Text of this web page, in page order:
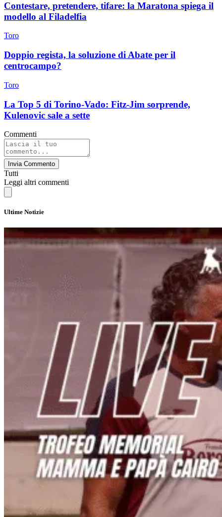
Contestare, pretendere, tifare: la Maratona spiega il
modello al Filadelfia
Toro
Doppio regista, la soluzione di Abate per il
centrocampo?
Toro
La Top 5 di Torino-Vado: Fitz-Jim sorprende,
Kulenovic sale a sette
Commenti
Invia Commento
Tutti
Leggi altri commenti
Ultime Notizie